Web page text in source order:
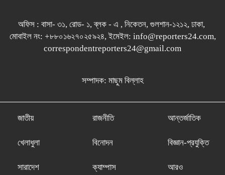
অফিস : বাসা- ৩১, রোড- ১, ব্লক - এ , নিকেতন, গুলশান-১২১২, ঢাকা,
মোবাইল নং: +৮৮০১৬২৭০২৫৯২৪, ইমেইল: info@reporters24.com,
correspondentreporters24@gmail.com
সম্পাদক: মাছুম বিল্লাহ
জাতীয় রাজনীতি আন্তর্জাতিক
খেলাধুলা বিনোদন বিজ্ঞান-প্রযুক্তি
সারাদেশ ক্যাম্পাস আরও